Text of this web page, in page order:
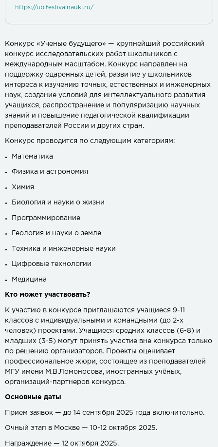
https://ub.festivalnauki.ru/
Конкурс «Ученые будущего» — крупнейший российский
конкурс исследовательских работ школьников с
международным масштабом. Конкурс направлен на
поддержку одаренных детей, развитие у школьников
интереса к изучению точных, естественных и инженерных
наук, создание условий для интеллектуального развития
учащихся, распространение и популяризацию научных
знаний и повышение педагогической квалификации
преподавателей России и других стран.
Конкурс проводится по следующим категориям:
Математика
Физика и астрономия
Химия
Биология и науки о жизни
Программирование
Геология и науки о земле
Техника и инженерные науки
Цифровые технологии
Медицина
Кто может участвовать?
К участию в конкурсе приглашаются учащиеся 9-11
классов с индивидуальными и командными (до 2-х
человек) проектами. Учащиеся средних классов (6-8) и
младших (3-5) могут принять участие вне конкурса только
по решению организаторов. Проекты оценивает
профессиональное жюри, состоящее из преподавателей
МГУ имени М.В.Ломоносова, иностранных учёных,
организаций-партнеров конкурса.
Основные даты
Прием заявок — до 14 сентября 2025 года включительно.
Очный этап в Москве — 10-12 октября 2025.
Награждение — 12 октября 2025.